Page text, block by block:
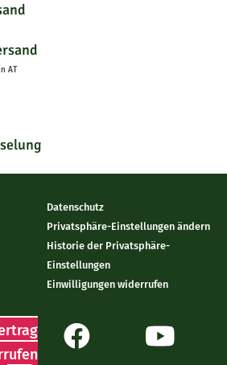
AT
Datenschutz
Privatsphäre-Einstellungen ändern
Historie der Privatsphäre-
Einstellungen
Einwilligungen widerrufen